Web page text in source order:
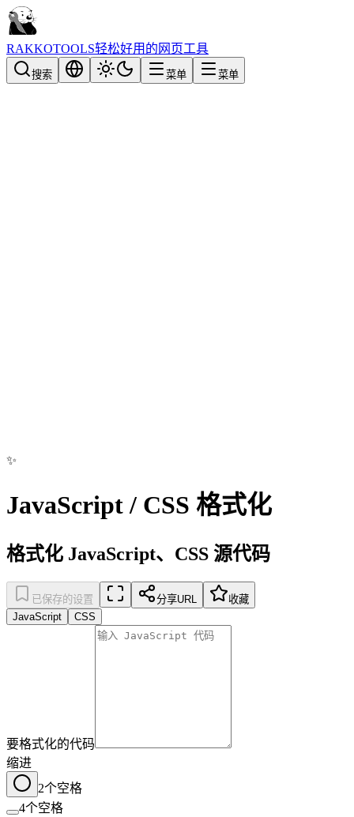
RAKKOTOOLS轻松好用的网页工具
搜索 菜单 菜单
✨
JavaScript / CSS 格式化
格式化 JavaScript、CSS 源代码
已保存的设置 分享URL
收藏
JavaScript
CSS
要格式化的代码
缩进
2个空格
4个空格